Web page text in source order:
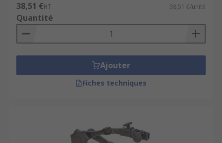
38,51 €HT 38,51 €/unité
Quantité
Ajouter
Fiches techniques